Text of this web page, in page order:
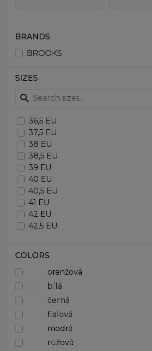
BRANDS
BROOKS
SIZES
search
36,5 EU
37,5 EU
38 EU
38,5 EU
39 EU
40 EU
40,5 EU
41 EU
42 EU
42,5 EU
44,5 EU
45 EU
45,5 EU
46 EU
47,5 EU
COLORS
oranžová
bílá
černá
fialová
modrá
růžová